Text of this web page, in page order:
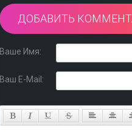
ДОБАВИТЬ
Ваше Имя:
Ваш E-Mail: